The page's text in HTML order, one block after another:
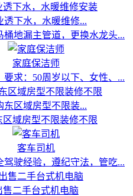
透下水，水暖维修...
桶地漏主管道，更换水龙头...
家庭保洁师
要求：50周岁以下、女性、...
东区域房型不限装...
区域房型不限装修不限
客车司机
驾驶经验，遵纪守法，管吃...
售二手台式机电脑